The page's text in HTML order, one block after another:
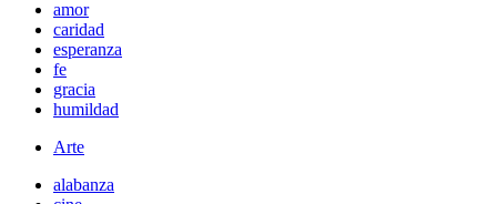
amor
caridad
esperanza
fe
gracia
humildad
Arte
alabanza